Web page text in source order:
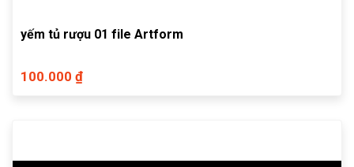
yếm tủ rượu 01 file Artform
100.000 ₫